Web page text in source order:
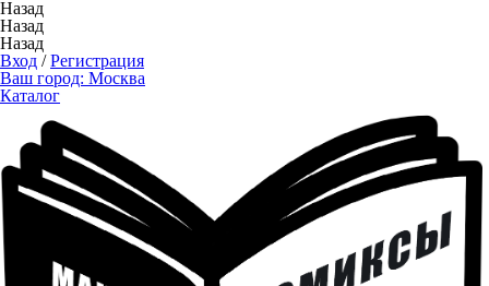
Назад
Назад
Назад
Вход /Регистрация
Ваш город: Москва
Каталог